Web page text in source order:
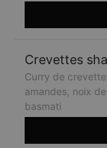
Crevettes
Curry de
amandes, noix
basmati